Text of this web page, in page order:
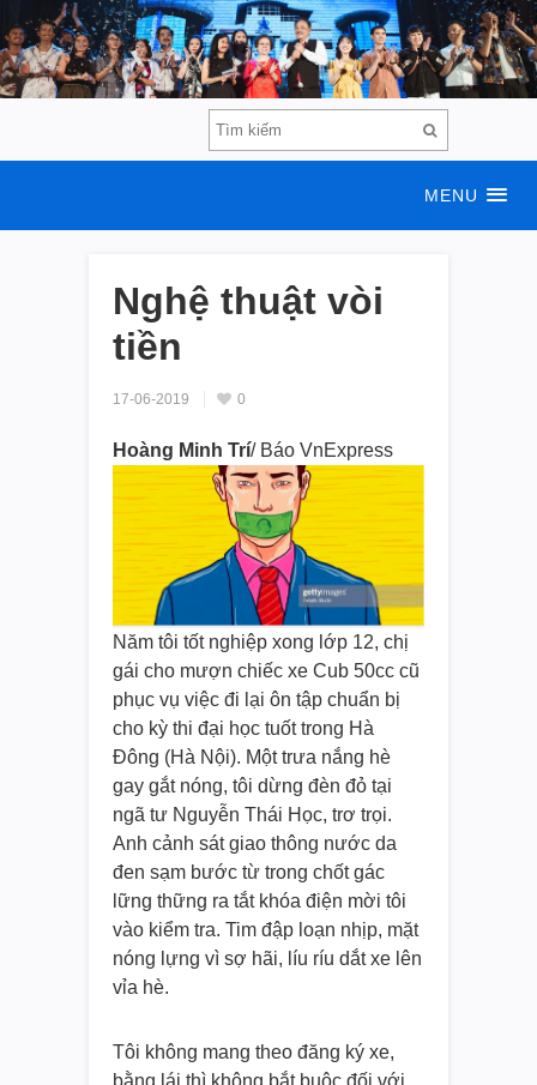
MENU
Nghệ thuật vòi
tiền
17-06-2019 0
Hoàng Minh Trí/ Báo VnExpress
Năm tôi tốt nghiệp xong lớp 12, chị
gái cho mượn chiếc xe Cub 50cc cũ
phục vụ việc đi lại ôn tập chuẩn bị
cho kỳ thi đại học tuốt trong Hà
Đông (Hà Nội). Một trưa nắng hè
gay gắt nóng, tôi dừng đèn đỏ tại
ngã tư Nguyễn Thái Học, trơ trọi.
Anh cảnh sát giao thông nước da
đen sạm bước từ trong chốt gác
lững thững ra tắt khóa điện mời tôi
vào kiểm tra. Tim đập loạn nhịp, mặt
nóng lựng vì sợ hãi, líu ríu dắt xe lên
vỉa hè.
Tôi không mang theo đăng ký xe,